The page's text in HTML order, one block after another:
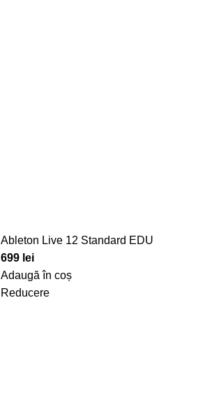
Ableton Live 12 Standard EDU
699 lei
Adaugă în coș
Reducere